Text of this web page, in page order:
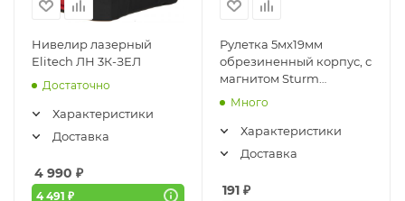
Нивелир лазерный
Elitech ЛН 3К-ЗЕЛ
Достаточно
Характеристики
Доставка
4 990 ₽
4 491 ₽
Рулетка 5мx19мм
обрезиненный корпус, с
магнитом Sturm
(21519SP)
Много
Характеристики
Доставка
191 ₽